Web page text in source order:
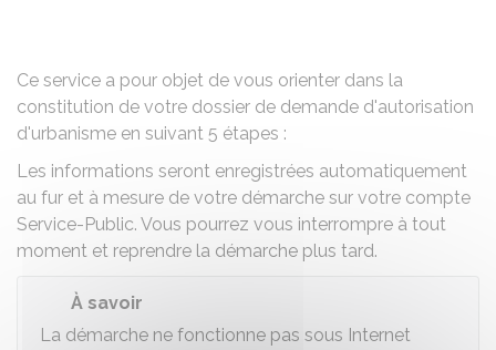
Ce service a pour objet de vous orienter dans la
constitution de votre dossier de demande d'autorisation
d'urbanisme en suivant 5 étapes :
Les informations seront enregistrées automatiquement
au fur et à mesure de votre démarche sur votre compte
Service-Public. Vous pourrez vous interrompre à tout
moment et reprendre la démarche plus tard.
À savoir
La démarche ne fonctionne pas sous Internet